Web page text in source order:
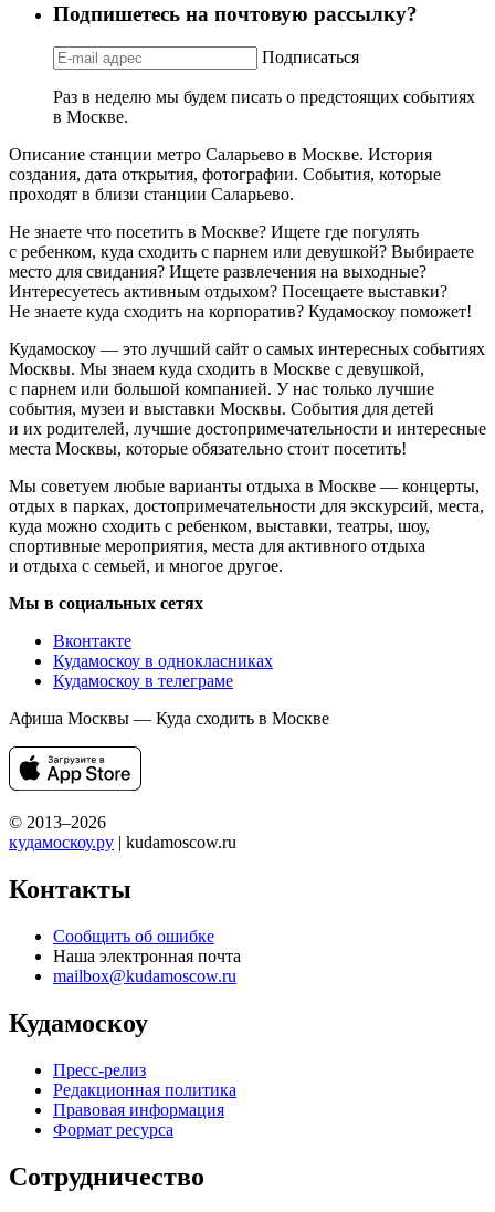
Подпишетесь на почтовую рассылку?
Подписаться
Раз в неделю мы будем писать о предстоящих событиях
в Москве.
Описание станции метро Саларьево в Москве. История
создания, дата открытия, фотографии. События, которые
проходят в близи станции Саларьево.
Не знаете что посетить в Москве? Ищете где погулять
с ребенком, куда сходить с парнем или девушкой? Выбираете
место для свидания? Ищете развлечения на выходные?
Интересуетесь активным отдыхом? Посещаете выставки?
Не знаете куда сходить на корпоратив? Кудамоскоу поможет!
Кудамоскоу — это лучший сайт о самых интересных событиях
Москвы. Мы знаем куда сходить в Москве с девушкой,
с парнем или большой компанией. У нас только лучшие
события, музеи и выставки Москвы. События для детей
и их родителей, лучшие достопримечательности и интересные
места Москвы, которые обязательно стоит посетить!
Мы советуем любые варианты отдыха в Москве — концерты,
отдых в парках, достопримечательности для экскурсий, места,
куда можно сходить с ребенком, выставки, театры, шоу,
спортивные мероприятия, места для активного отдыха
и отдыха с семьей, и многое другое.
Мы в социальных сетях
Вконтакте
Кудамоскоу в однокласниках
Кудамоскоу в телеграме
Афиша Москвы — Куда сходить в Москве
© 2013–2026
кудамоскоу.ру | kudamoscow.ru
Контакты
Сообщить об ошибке
Наша электронная почта
mailbox@kudamoscow.ru
Кудамоскоу
Пресс-релиз
Редакционная политика
Правовая информация
Формат ресурса
Сотрудничество